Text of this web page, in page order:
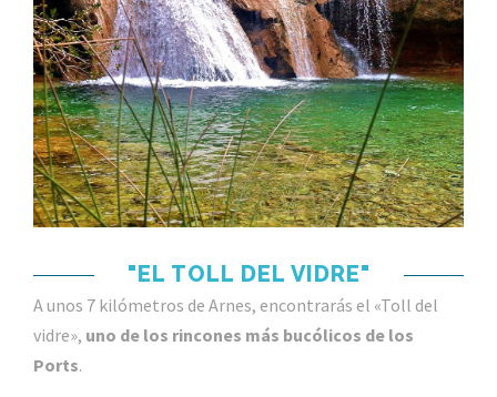
"EL TOLL DEL VIDRE"
A unos 7 kilómetros de Arnes, encontrarás el «Toll del
vidre», uno de los rincones más bucólicos de los
Ports.